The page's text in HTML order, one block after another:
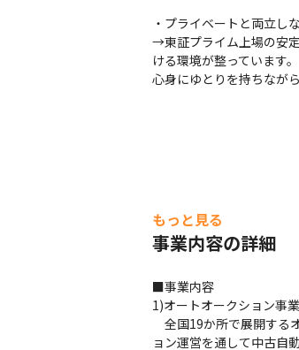
・プライベートと両立し
→東証プライム上場の安
ける環境が整っています。
心身にゆとりを持ちなが
もっと見る
事業内容の詳細
■事業内容
1)オートオークション事業
全国19か所で展開する
ョン運営を通して中古自